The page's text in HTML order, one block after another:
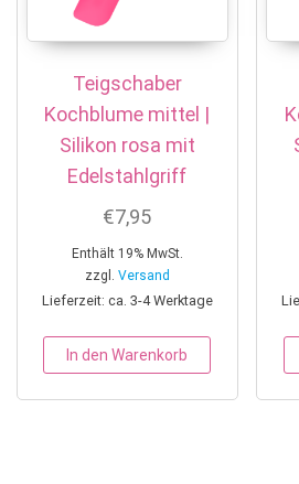
Teigschaber
Kochblume mittel |
Silikon rosa mit
Edelstahlgriff
€7,95
Enthält 19% MwSt.
zzgl. Versand
Lieferzeit: ca. 3-4 Werktage
In den Warenkorb